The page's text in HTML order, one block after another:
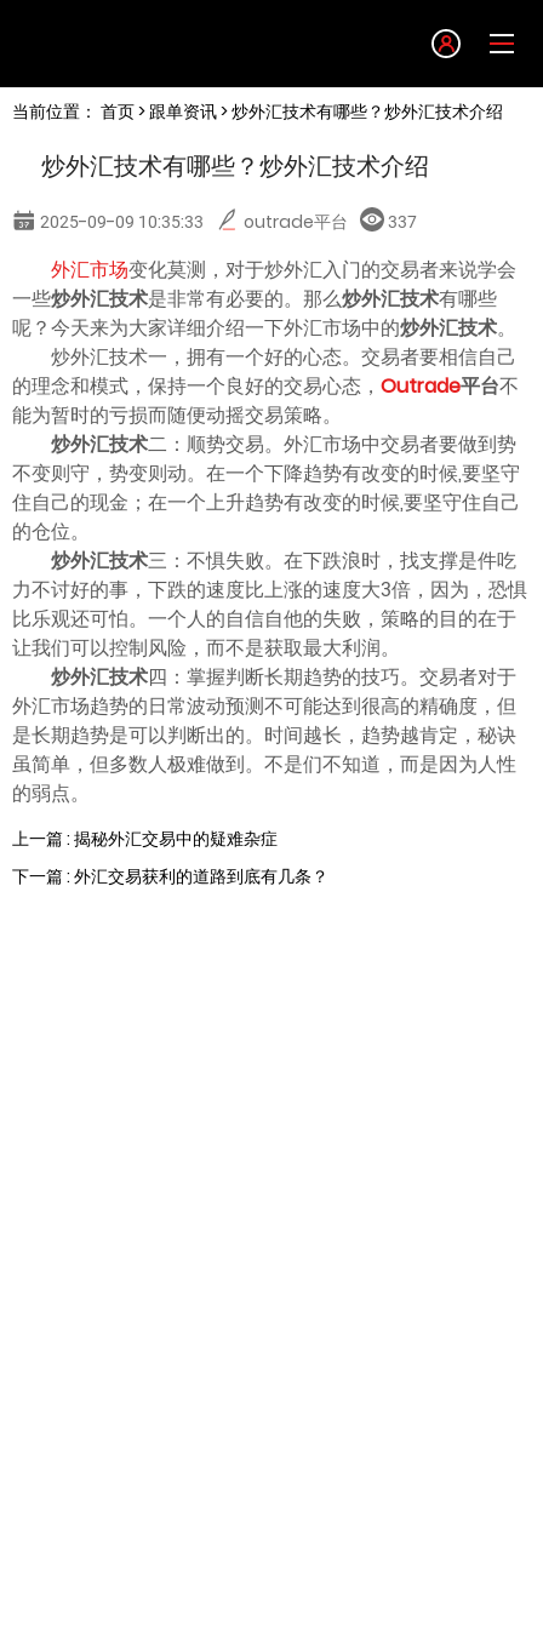
English
繁體中文
한글
日本語
Tiếng việt
ไทย
当前位置： 首页> 跟单资讯> 炒外汇技术有哪些？炒外汇技术介绍
炒外汇技术有哪些？炒外汇技术介绍
2025-09-09 10:35:33 outrade平台 337
外汇市场变化莫测，对于炒外汇入门的交易者来说学会
一些炒外汇技术是非常有必要的。那么炒外汇技术有哪些
呢？今天来为大家详细介绍一下外汇市场中的炒外汇技术。
炒外汇技术一，拥有一个好的心态。交易者要相信自己
的理念和模式，保持一个良好的交易心态， Outrade平台不
能为暂时的亏损而随便动摇交易策略。
炒外汇技术二：顺势交易。外汇市场中交易者要做到势
不变则守，势变则动。在一个下降趋势有改变的时候,要坚守
住自己的现金；在一个上升趋势有改变的时候,要坚守住自己
的仓位。
炒外汇技术三：不惧失败。在下跌浪时，找支撑是件吃
力不讨好的事，下跌的速度比上涨的速度大3倍，因为，恐惧
比乐观还可怕。一个人的自信自他的失败，策略的目的在于
让我们可以控制风险，而不是获取最大利润。
炒外汇技术四：掌握判断长期趋势的技巧。交易者对于
外汇市场趋势的日常波动预测不可能达到很高的精确度，但
是长期趋势是可以判断出的。时间越长，趋势越肯定，秘诀
虽简单，但多数人极难做到。不是们不知道，而是因为人性
的弱点。
上一篇 : 揭秘外汇交易中的疑难杂症
下一篇 : 外汇交易获利的道路到底有几条？